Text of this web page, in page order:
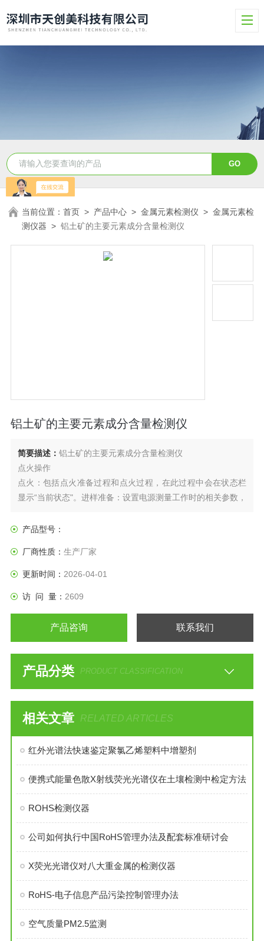
当前位置：首页 > 产品中心 >金属元素检测仪 >金属元素检
测仪器 >铝土矿的主要元素成分含量检测仪
铝土矿的主要元素成分含量检测仪
简要描述： 铝土矿的主要元素成分含量检测仪
点火操作
点火：包括点火准备过程和点火过程，在此过程中会在状态栏
显示“当前状态"。进样准备：设置电源测量工作时的相关参数，
熄火：当需要进行熄火操作时点击熄火即可关闭固态电源功率
产品型号：
厂商性质： 生产厂家
更新时间： 2026-04-01
访 问 量： 2609
产品咨询 联系我们
产品分类 PRODUCT CLASSIFICATION
相关文章 RELATED ARTICLES
红外光谱法快速鉴定聚氯乙烯塑料中增塑剂
便携式能量色散X射线荧光光谱仪在土壤检测中检定方法
ROHS检测仪器
公司如何执行中国RoHS管理办法及配套标准研讨会
X荧光光谱仪对八大重金属的检测仪器
RoHS-电子信息产品污染控制管理办法
空气质量PM2.5监测